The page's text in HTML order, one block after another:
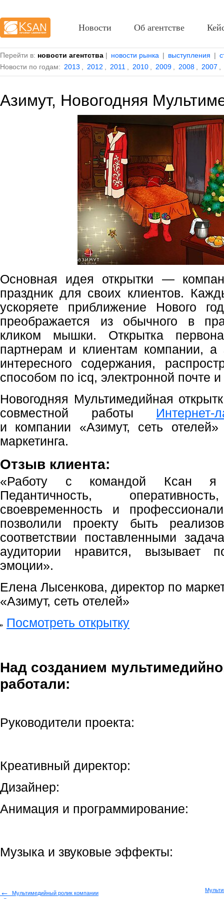
Перейти в: новости агентства | новости рынка | выступления |
Новости по годам: 2013 2012 2011 2010 2009 2008 2007
Азимут, Новогодняя
Основная идея открытки —
праздник для своих клиентов.
ускоряете приближение Нового
преображается из обычного в
кликом мышки. Открытка
партнерам и клиентам компании, а
интересного содержания,
способом по icq, электронной почте и
Новогодняя Мультимедийная
совместной работы
и компании «Азимут, сеть отелей»
маркетинга.
Отзыв клиента:
«Работу с командой Ксан я
Педантичность,
своевременность и
позволили проекту быть
соответствии поставленными
аудитории нравится, вызывает
эмоции».
Елена Лысенкова, директор по
«Азимут, сеть отелей»
Посмотреть открытку
Над созданием
работали:
Руководители проекта:
Креативный директор:
Дизайнер:
Анимация и программирование:
Музыка и звуковые эффекты:
←
Мультимедийный ролик компании
Новости Об агентстве